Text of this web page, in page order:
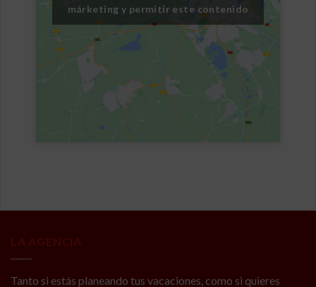
márketing y permitir este contenido
Tanto si estás planeando tus vacaciones, como si quieres